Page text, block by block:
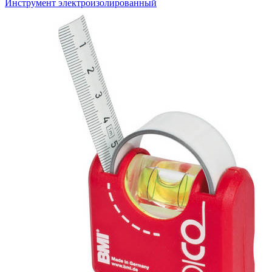
Инструмент электроизолированный